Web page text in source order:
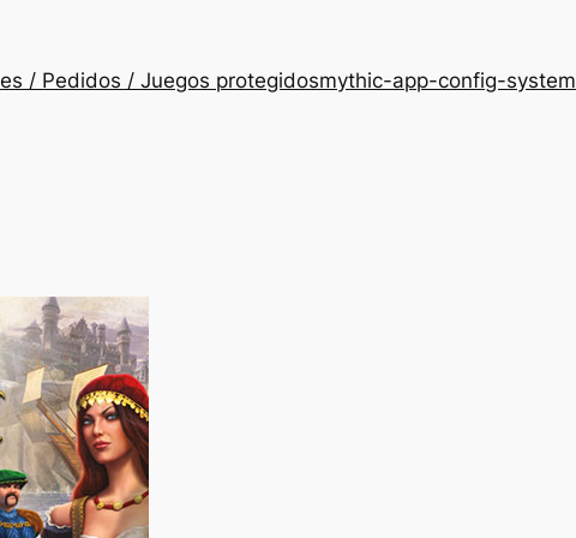
/ Pedidos / Juegos protegidosmythic-app-config-system